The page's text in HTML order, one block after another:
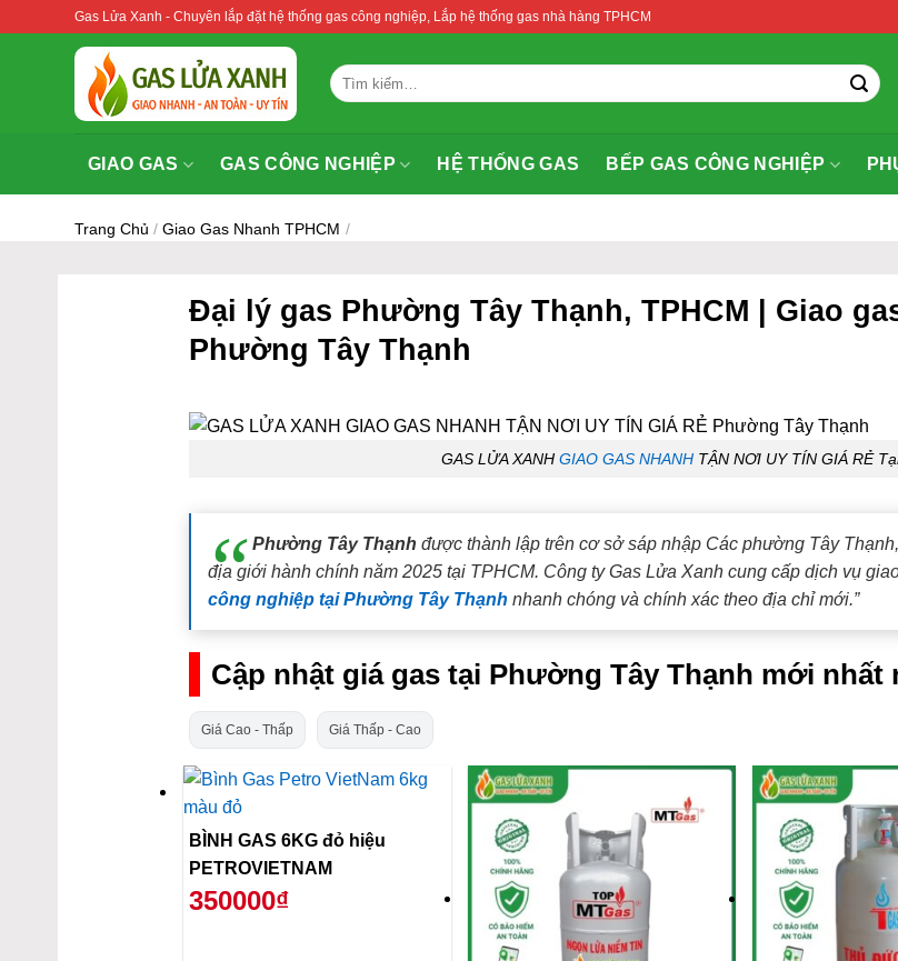
Gas Lửa Xanh - Chuyên lắp đặt hệ thống gas công nghiệp, Lắp hệ thống gas nhà hàng TPHCM
Tìm
kiếm:
GIAO GAS GAS CÔNG NGHIỆP HỆ THỐNG GAS BẾP GAS CÔNG NGHIỆP
Trang Chủ / Giao Gas Nhanh TPHCM /
Đại lý gas Phường Tây Thạnh, TPHCM | Giao
Phường Tây Thạnh
GAS LỬA XANHGIAO GAS NHANH TẬN NƠI UY TÍN GIÁ RẺ
Phường Tây Thạnh được thành lập trên cơ sở sáp nhập Các phường Tây
địa giới hành chính năm 2025 tại TPHCM. Công ty Gas Lửa Xanh cung cấp dịch vụ
công nghiệp tại Phường Tây Thạnh nhanh chóng và chính xác theo địa chỉ mới.”
Cập nhật giá gas tại Phường Tây Thạnh mới nhất
Giá Cao - Thấp Giá Thấp - Cao
BÌNH GAS 6KG đỏ hiệu
PETROVIETNAM
350000₫